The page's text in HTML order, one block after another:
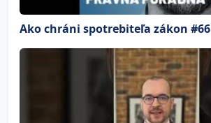
Ako chráni spotrebiteľa zákon #66